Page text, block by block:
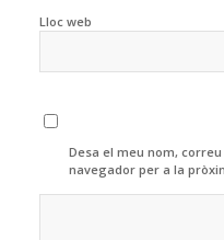
Lloc web
Desa el meu nom,
navegador per a la